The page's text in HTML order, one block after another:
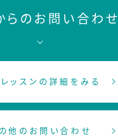
らのお問い合わせ
ッスンの詳細をみる
他のお問い合わせ